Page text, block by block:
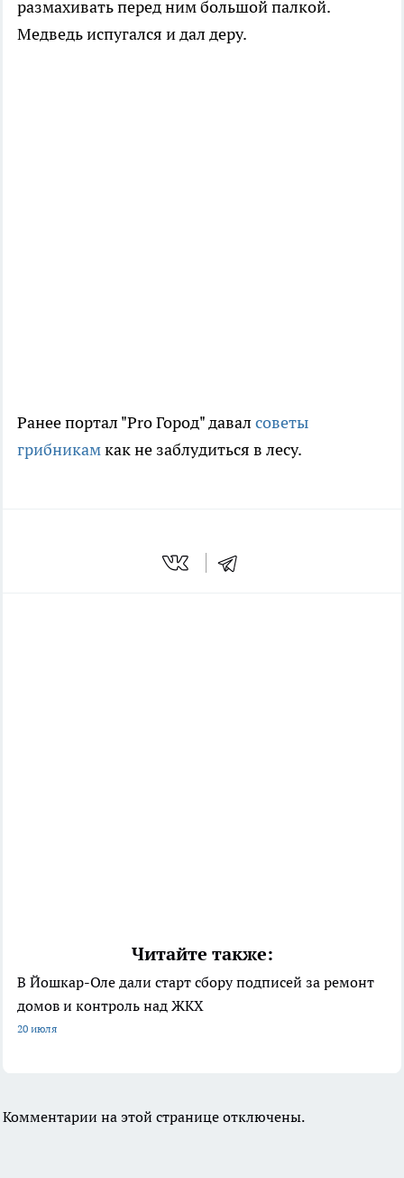
размахивать перед ним большой палкой.
Медведь испугался и дал деру.
Ранее портал "Pro Город" давал советы
грибникамкак не заблудиться в лесу.
Читайте также:
В Йошкар-Оле дали старт сбору подписей за ремонт
домов и контроль над ЖКХ
20 июля
Комментарии на этой странице отключены.